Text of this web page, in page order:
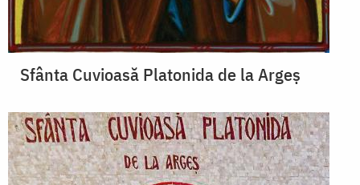
Sfânta Cuvioasă Platonida de la Argeș